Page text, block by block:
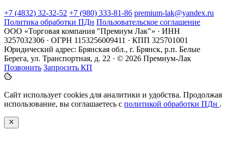
+7 (4832) 32-32-52 +7 (980) 333-81-86 premium-lak@yandex.ru
Политика обработки ПДн Пользовательское соглашение
ООО «Торговая компания "Премиум Лак"» · ИНН
3257032306 · ОГРН 1153256009411 · КПП 325701001
Юридический адрес: Брянская обл., г. Брянск, р.п. Белые
Берега, ул. Транспортная, д. 22 · © 2026 Премиум-Лак
Позвонить Запросить КП
Сайт использует cookies для аналитики и удобства. Продолжая
использование, вы соглашаетесь с политикой обработки ПДн .